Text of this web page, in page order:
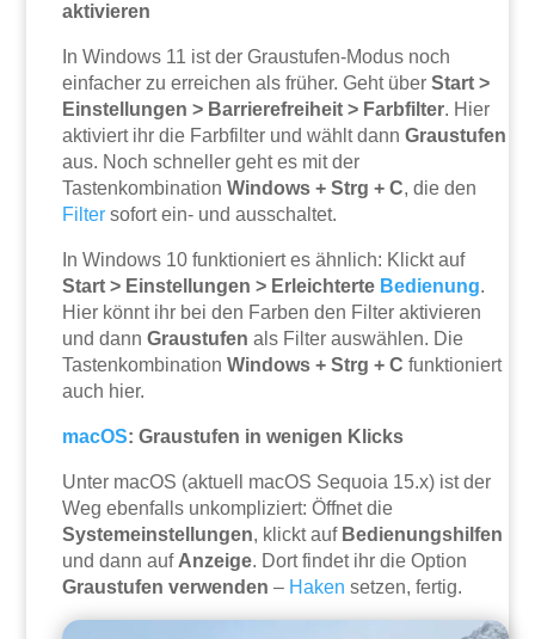
aktivieren
In Windows 11 ist der Graustufen-Modus noch
einfacher zu erreichen als früher. Geht überStart >
Einstellungen > Barrierefreiheit > Farbfilter. Hier
aktiviert ihr die Farbfilter und wählt dannGraustufen
aus. Noch schneller geht es mit der
TastenkombinationWindows + Strg + C, die den
Filter sofort ein- und ausschaltet.
In Windows 10 funktioniert es ähnlich: Klickt auf
Start > Einstellungen > Erleichterte Bedienung.
Hier könnt ihr bei den Farben den Filter aktivieren
und dannGraustufen als Filter auswählen. Die
TastenkombinationWindows + Strg + C funktioniert
auch hier.
macOS: Graustufen in wenigen Klicks
Unter macOS (aktuell macOS Sequoia 15.x) ist der
Weg ebenfalls unkompliziert: Öffnet die
Systemeinstellungen, klickt auf Bedienungshilfen
und dann auf Anzeige. Dort findet ihr die Option
Graustufen verwenden – Haken setzen, fertig.